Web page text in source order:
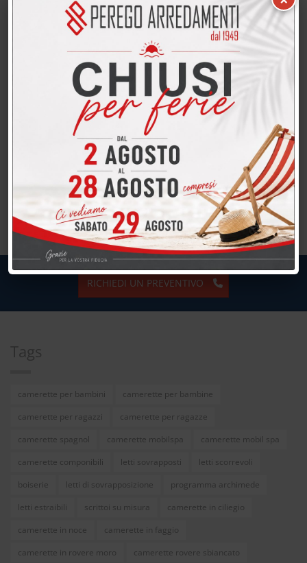
PROMO letto divanetto Teddy L.80-100-
120 *TUTTO INCLUSO*
Prezzo di listino: 2.300,00 €
In promo a: 1.590,00 €
RICHIEDI UN PREVENTIVO
Tags
camerette per bambini
camerette per bambine
camerette per ragazzi
camerette per ragazze
camerette spagnol
camerette mobilspa
camerette mobil spa
camerette componibili
letti sovrapposti
letti scorrevoli
boiserie
letti di sovrapposizione
programma archimede
letti estraibili
scrittoi su misura
camerette in ciliegio
camerette in noce
camerette in faggio
camerette in rovere moro
camerette rovere sbiancato